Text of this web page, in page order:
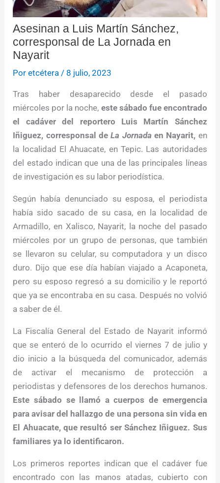
Asesinan a Luis Martín Sánchez,
corresponsal de La Jornada en
Nayarit
Poretcétera / 8 julio, 2023
Tras haber desaparecido desde el pasado
miércoles por la noche, este sábado fue encontrado
el cadáver del reportero Luis Martín Sánchez
Iñiguez, corresponsal deLa Jornada en Nayarit, en
la localidad El Ahuacate, en Tepic. Las autoridades
del estado indican que una de las principales líneas
de investigación es su labor periodística.
Según había denunciado su esposa, el periodista
había sido sacado de su casa, en la localidad de
Armadillo, en Xalisco, Nayarit, la noche del pasado
miércoles por un grupo de personas, que también
se llevaron su celular, su computadora y un disco
duro. Dijo que ese día habían viajado a Acaponeta,
pero su esposo regresó a su domicilio y le reportó
que ya se encontraba en su casa. Después no volvió
a saber de él.
La Fiscalía General del Estado de Nayarit informó
que se enteró de lo ocurrido el viernes 7 de julio y
dio inicio a la búsqueda del comunicador, además
de activar el mecanismo de protección a
periodistas y defensores de los derechos humanos.
Este sábado se llamó a cuerpos de emergencia
para avisar del hallazgo de una persona sin vida en
El Ahuacate, que resultó ser Sánchez Iñiguez. Sus
familiares ya lo identificaron.
Los primeros reportes indican que el cadáver fue
encontrado con las manos atadas, cubierto con